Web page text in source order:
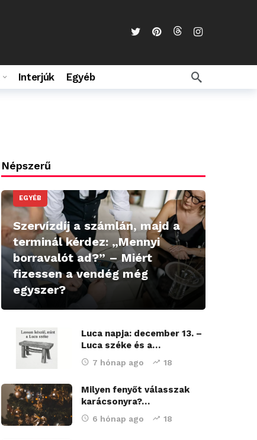
Interjúk Egyéb
Népszerű
EGYÉB
Szervízdíj a számlán, majd a
terminál kérdez: „Mennyi
borravalót ad?” – Miért
fizessen a vendég még
egyszer?
Luca napja: december 13. –
Luca széke és a…
7 hónap ago 18
Milyen fenyőt válasszak
karácsonyra?…
6 hónap ago 18